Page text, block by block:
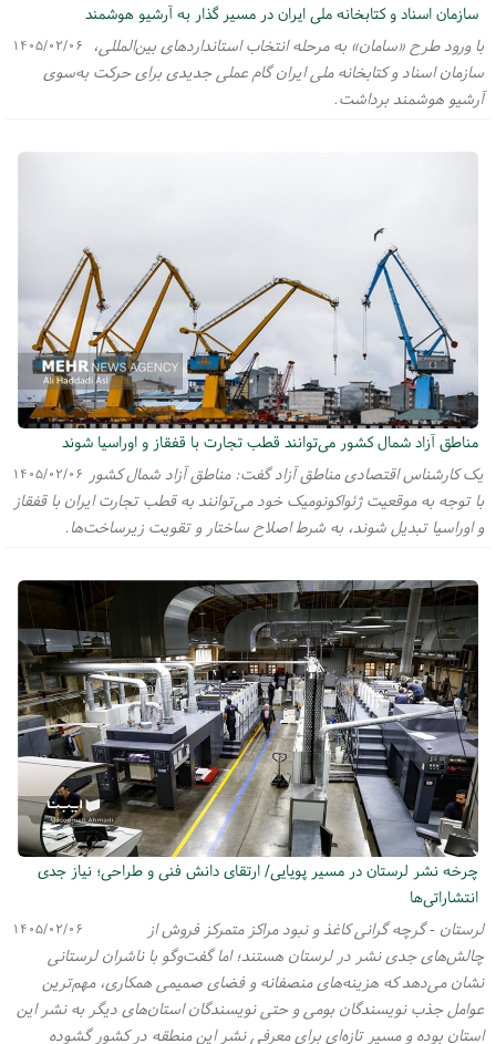
سازمان اسناد و کتابخانه ملی ایران در مسیر گذار به آرشیو هوشمند
۱۴۰۵/۰۲/۰۶
با ورود طرح «سامان» به مرحله انتخاب استانداردهای بین‌المللی،
سازمان اسناد و کتابخانه ملی ایران گام عملی جدیدی برای حرکت به‌سوی
آرشیو هوشمند برداشت.
مناطق آزاد شمال کشور می‌توانند قطب تجارت با قفقاز و اوراسیا شوند
۱۴۰۵/۰۲/۰۶ یک کارشناس اقتصادی مناطق آزاد گفت: مناطق آزاد شمال کشور
با توجه به موقعیت ژئواکونومیک خود می‌توانند به قطب تجارت ایران با قفقاز
و اوراسیا تبدیل شوند، به شرط اصلاح ساختار و تقویت زیرساخت‌ها.
چرخه نشر لرستان در مسیر پویایی/ ارتقای دانش فنی و طراحی؛ نیاز جدی
انتشاراتی‌ها
۱۴۰۵/۰۲/۰۶
لرستان - گرچه گرانی کاغذ و نبود مراکز متمرکز فروش از
چالش‌های جدی نشر در لرستان هستند؛ اما گفت‌وگو با ناشران لرستانی
نشان می‌دهد که هزینه‌های منصفانه و فضای صمیمی همکاری، مهم‌ترین
عوامل جذب نویسندگان بومی و حتی نویسندگان استان‌های دیگر به نشر این
استان بوده و مسیر تازه‌ای برای معرفی نشر این منطقه در کشور گشوده